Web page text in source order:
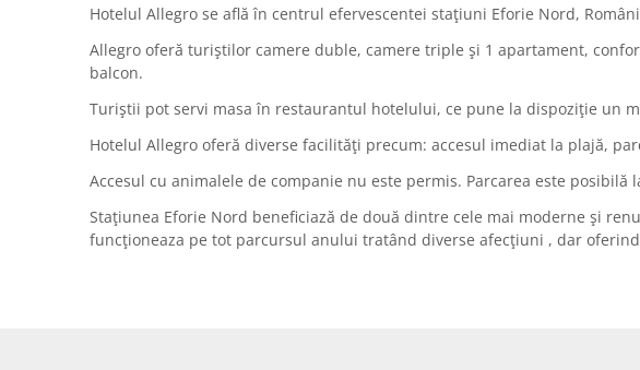
Hotelul Allegro se află în centrul efervescentei stațiuni Eforie Nord,
Allegro oferă turiștilor camere duble, camere triple și 1 apartament,
balcon.
Turiștii pot servi masa în restaurantul hotelului, ce pune la dispoziție un
Hotelul Allegro oferă diverse facilități precum: accesul imediat la plajă,
Accesul cu animalele de companie nu este permis. Parcarea este posibilă
Stațiunea Eforie Nord beneficiază de două dintre cele mai moderne și
funcționeaza pe tot parcursul anului tratând diverse afecțiuni , dar